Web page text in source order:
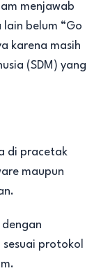
menjawab
belum “Go
karena masih
(SDM) yang
di pracetak
maupun
protokol